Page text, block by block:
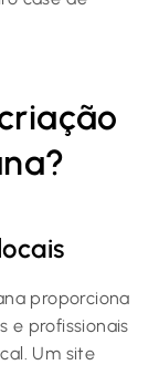
proporciona
e profissionais
Um site